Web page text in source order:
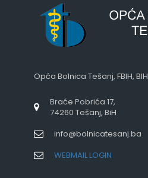
Opća Bolnica Tešanj, FBIH, BIH
Braće Pobrića 17,
74260 Tešanj, BiH
info@bolnicatesanj.ba
WEBMAIL LOGIN